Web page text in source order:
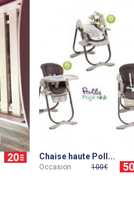
20 Chaise haute Poll...
50
Occasion 100€